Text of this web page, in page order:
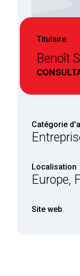
Titulaire
Benoît
Catégorie
Localisation
Europe,
Site web